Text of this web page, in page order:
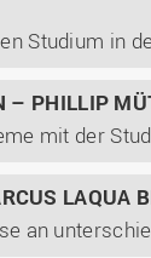
– PHILLIP
LAQUA